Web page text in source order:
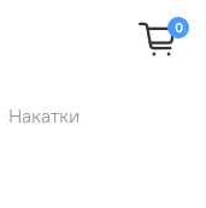
0
Накатки